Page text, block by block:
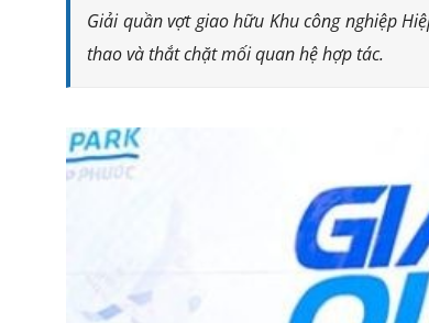
Giải quần vợt giao hữu Khu công nghiệp
thao và thắt chặt mối quan hệ hợp tác.